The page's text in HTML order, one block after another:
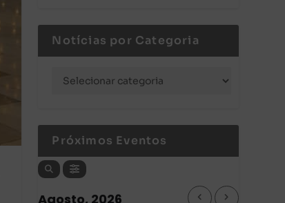
Notícias por Categoria
Próximos Eventos
Agosto, 2026